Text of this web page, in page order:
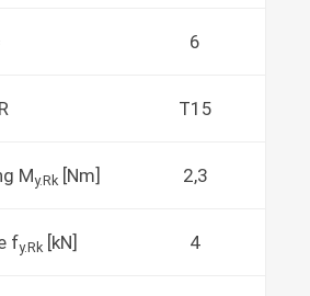
6
T15
My.Rk [Nm] 2,3
fy.Rk[kN] 4